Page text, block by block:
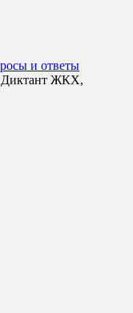
и ответы
Диктант ЖКХ,